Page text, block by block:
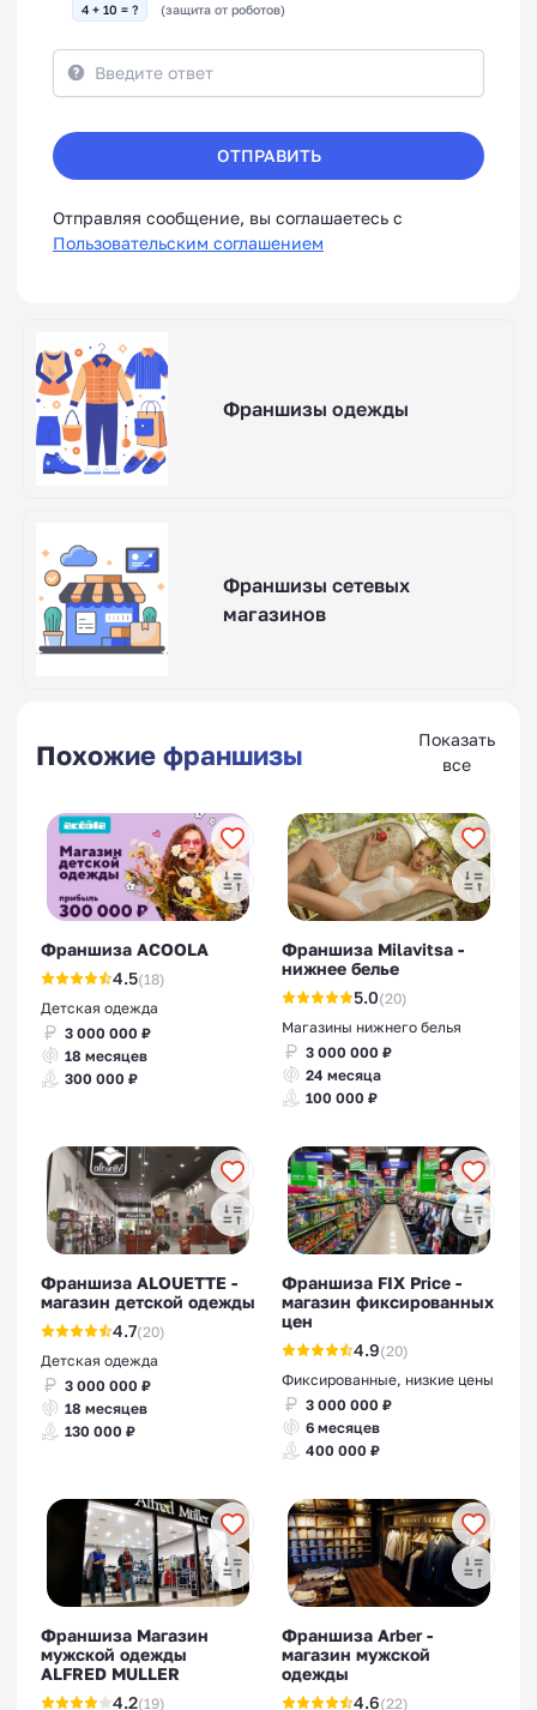
4 + 10 = ? (защита от роботов)
ОТПРАВИТЬ
Отправляя сообщение, вы соглашаетесь с
Пользовательским соглашением
Франшизы одежды
Франшизы сетевых
магазинов
Похожие франшизы
Показать
все
Франшиза ACOOLA
4.5(18)
Детская одежда
3 000 000 ₽
18 месяцев
300 000 ₽
Франшиза Milavitsa -
нижнее белье
5.0(20)
Магазины нижнего белья
3 000 000 ₽
24 месяца
100 000 ₽
Франшиза ALOUETTE -
магазин детской одежды
4.7(20)
Детская одежда
3 000 000 ₽
18 месяцев
130 000 ₽
Франшиза FIX Price -
магазин фиксированных
цен
4.9(20)
Фиксированные, низкие цены
3 000 000 ₽
6 месяцев
400 000 ₽
Франшиза Магазин
мужской одежды
ALFRED MULLER
4.2(19)
Франшиза Arber -
магазин мужской
одежды
4.6(22)